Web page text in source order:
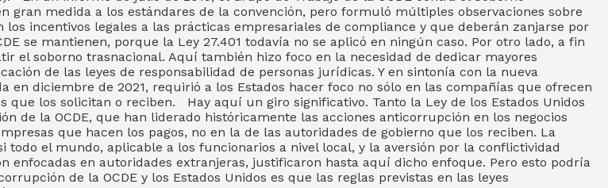
gran medida a los estándares de la convención, pero formuló múltiples observaciones sobre
incentivos legales a las prácticas empresariales de compliance y que deberán zanjarse por
se mantienen, porque la Ley 27.401 todavía no se aplicó en ningún caso. Por otro lado, a fin
el soborno trasnacional. Aquí también hizo foco en la necesidad de dedicar mayores
de las leyes de responsabilidad de personas jurídicas. Y en sintonía con la nueva
diciembre de 2021, requirió a los Estados hacer foco no sólo en las compañías que ofrecen
los solicitan o reciben. Hay aquí un giro significativo. Tanto la Ley de los Estados Unidos
de la OCDE, que han liderado históricamente las acciones anticorrupción en los negocios
que hacen los pagos, no en la de las autoridades de gobierno que los reciben. La
el mundo, aplicable a los funcionarios a nivel local, y la aversión por la conflictividad
en autoridades extranjeras, justificaron hasta aquí dicho enfoque. Pero esto podría
de la OCDE y los Estados Unidos es que las reglas previstas en las leyes